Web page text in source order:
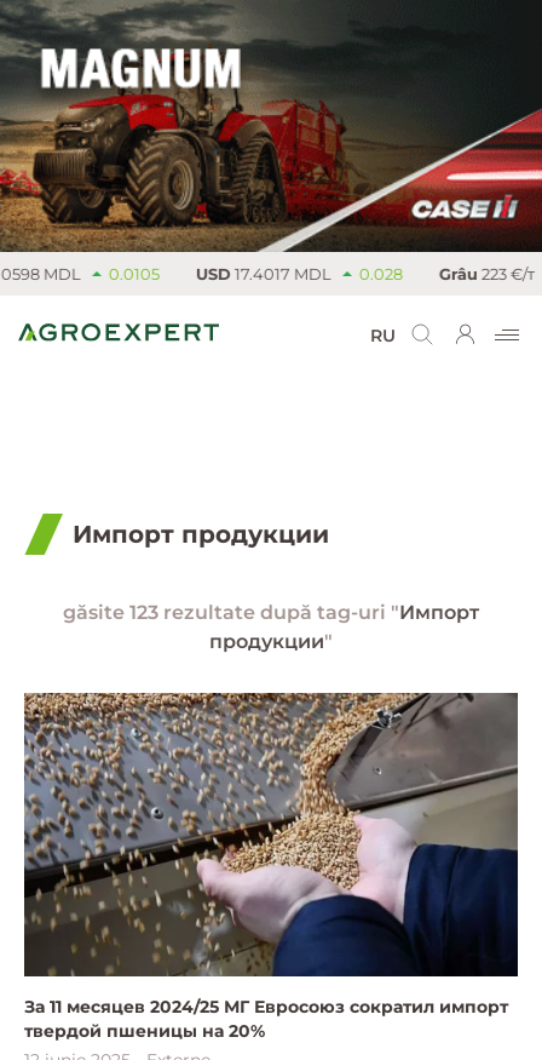
0.0105 USD 17.4017 MDL 0.028 Grâu 223 €/т
RU
Импорт продукции
găsite 123 rezultate după tag-uri "Импорт
продукции"
За 11 месяцев 2024/25 МГ Евросоюз сократил импорт
твердой пшеницы на 20%